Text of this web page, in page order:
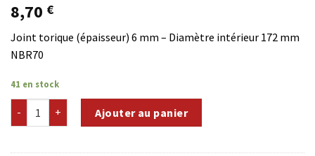
8,70 €
Joint torique (épaisseur) 6 mm – Diamètre intérieur 172 mm
NBR70
41 en stock
Ajouter au panier